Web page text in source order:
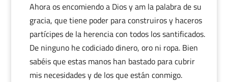
Ahora os encomiendo a Dios y am la palabra de su
gracia, que tiene poder para construiros y haceros
partícipes de la herencia con todos los santificados.
De ninguno he codiciado dinero, oro ni ropa. Bien
sabéis que estas manos han bastado para cubrir
mis necesidades y de los que están conmigo.